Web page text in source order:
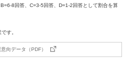
8回答、C=3-5回答、D=1-2回答として割合を算
す。
向データ（PDF）